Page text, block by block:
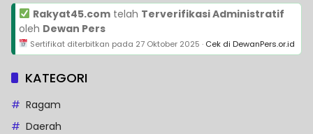
Rakyat45.comtelah Terverifikasi Administratif
oleh Dewan Pers
Sertifikat diterbitkan pada 27 Oktober 2025 · Cek di DewanPers.or.id
KATEGORI
Ragam
Daerah